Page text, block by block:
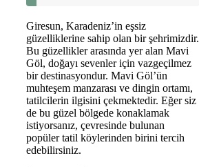
Giresun, Karadeniz’in eşsiz
güzelliklerine sahip olan bir şehrimizdir.
Bu güzellikler arasında yer alan Mavi
Göl, doğayı sevenler için vazgeçilmez
bir destinasyondur. Mavi Göl’ün
muhteşem manzarası ve dingin ortamı,
tatilcilerin ilgisini çekmektedir. Eğer siz
de bu güzel bölgede konaklamak
istiyorsanız, çevresinde bulunan
popüler tatil köylerinden birini tercih
edebilirsiniz.